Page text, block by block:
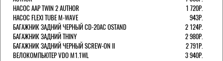
НАСОС AAP TWIN 2 AUTHOR
1 720Р.
НАСОС FLEXI TUBE M-WAVE
943Р.
БАГАЖНИК ЗАДНИЙ ЧЕРНЫЙ СD-20AC OSTAND
2 124Р.
БАГАЖНИК ЗАДНИЙ THINY
2 980Р.
БАГАЖНИК ЗАДНИЙ ЧЕРНЫЙ SCREW-ON II
2 791Р.
ВЕЛОКОМПЬЮТЕР VDO M1.1WL
3 940Р.